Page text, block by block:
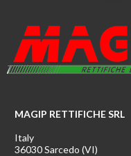
MAGIP RETTIFICHE SRL
Italy
36030 Sarcedo (VI)